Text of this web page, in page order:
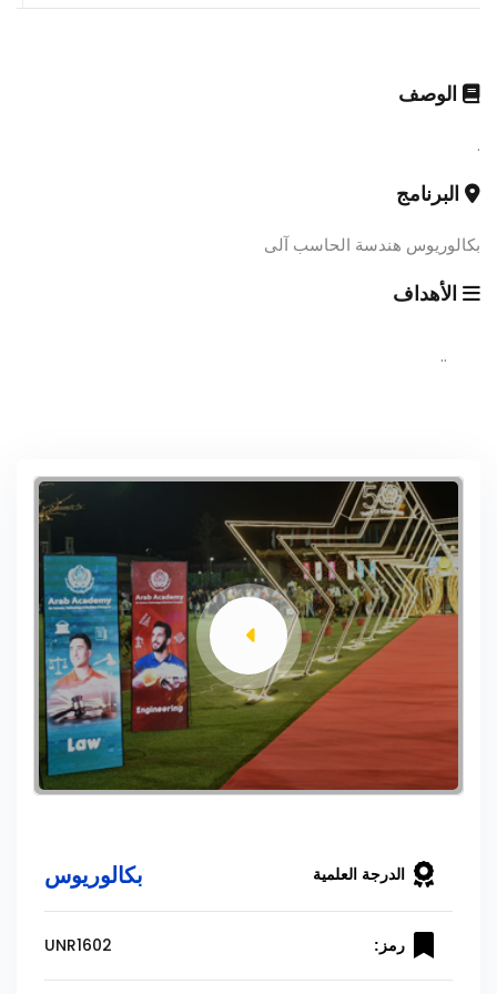
الوصف
.
البرنامج
بكالوريوس هندسة الحاسب آلى
الأهداف
..
الدرجة العلمية بكالوريوس
رمز: UNR1602